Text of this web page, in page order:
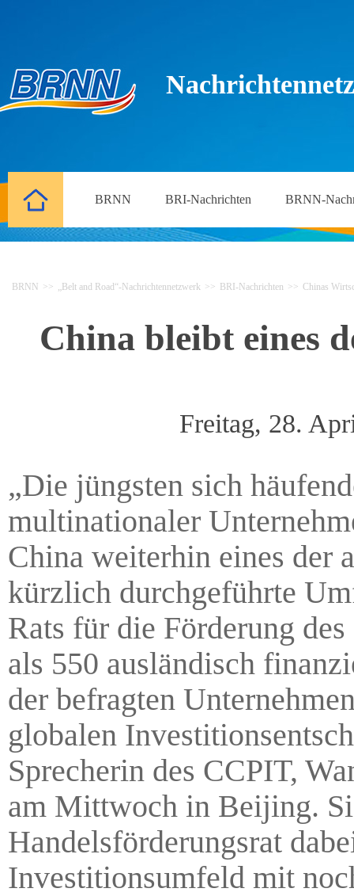
BRNN BRI-Nachrichten BRNN-
BRNN >> „Belt and Road“-Nachrichtennetzwerk >> BRI-Nachrichten >> Chinas
China bleibt eines
Freitag, 28.
„Die jüngsten sich
multinationaler
China weiterhin eines der
kürzlich durchgeführte
Rats für die Förderung
als 550 ausländisch
der befragten
globalen
Sprecherin des CCPIT,
am Mittwoch in Beijing.
Handelsförderungsrat
Investitionsumfeld mit